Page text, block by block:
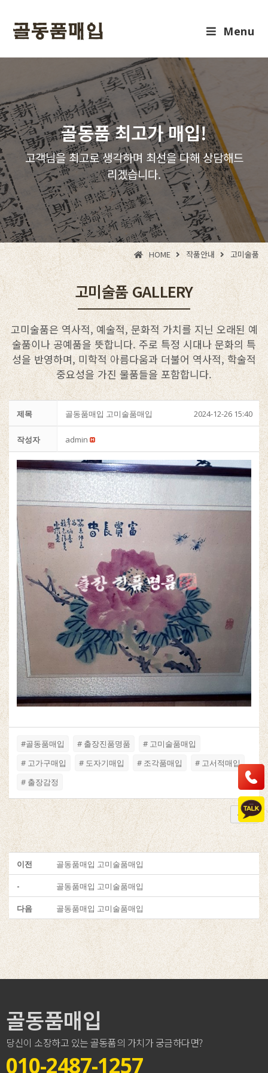
Menu
골동품 최고가 매입!
고객님을 최고로 생각하며 최선을 다해 상담해드
리겠습니다.
HOME 작품안내 고미술품
고미술품 GALLERY
고미술품은 역사적, 예술적, 문화적 가치를 지닌 오래된 예
술품이나 공예품을 뜻합니다. 주로 특정 시대나 문화의 특
성을 반영하며, 미학적 아름다움과 더불어 역사적, 학술적
중요성을 가진 물품들을 포함합니다.
제목 골동품매입 고미술품매입 2024-12-26 15:40
작성자 admin
#골동품매입 # 출장진품명품
# 고미술품매입
# 고가구매입
# 도자기매입 # 조각품매입
# 고서적매입
# 출장감정
목록
이전 골동품매입 고미술품매입
- 골동품매입 고미술품매입
다음 골동품매입 고미술품매입
골동품매입
당신이 소장하고 있는 골동품의 가치가 궁금하다면?
010-2487-1257